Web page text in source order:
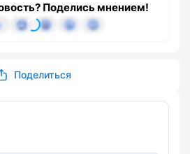
Поделись мнением!
Поделиться